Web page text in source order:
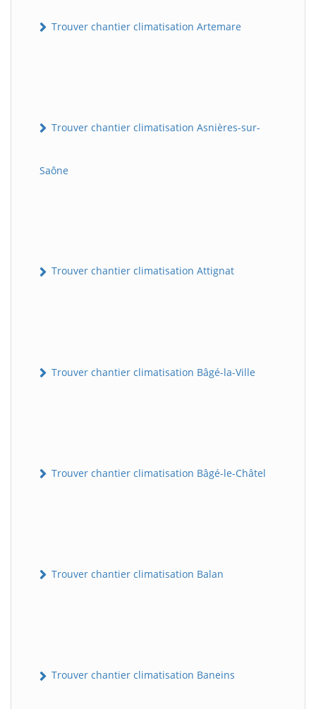
Trouver chantier climatisation Artemare
Trouver chantier climatisation Asnières-sur-
Saône
Trouver chantier climatisation Attignat
Trouver chantier climatisation Bâgé-la-Ville
Trouver chantier climatisation Bâgé-le-Châtel
Trouver chantier climatisation Balan
Trouver chantier climatisation Baneins